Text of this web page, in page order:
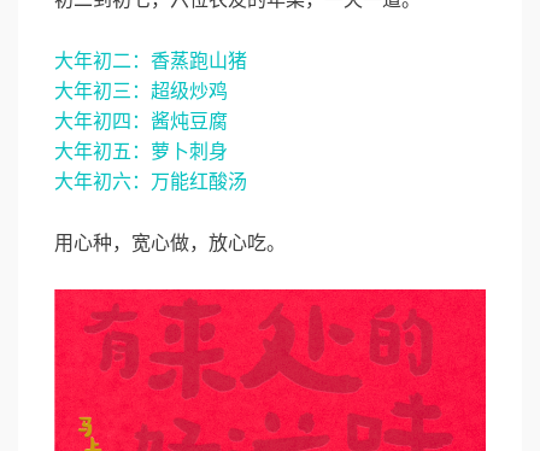
大年初二：香蒸跑山猪
大年初三：超级炒鸡
大年初四：酱炖豆腐
大年初五：萝卜刺身
大年初六：万能红酸汤
用心种，宽心做，放心吃。